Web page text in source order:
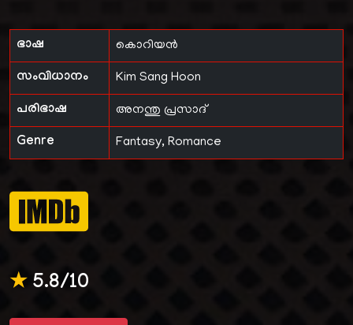
ഭാഷ കൊറിയൻ
സംവിധാനം Kim Sang Hoon
പരിഭാഷ അനന്തു പ്രസാദ്
Genre Fantasy, Romance
★5.8/10